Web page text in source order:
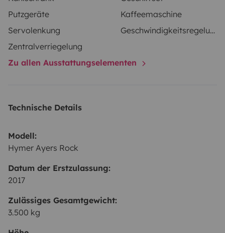
Putzgeräte
Kaffeemaschine
Servolenkung
Geschwindigkeitsregelung
Zentralverriegelung
Zu allen Ausstattungselementen
Technische Details
Modell:
Hymer Ayers Rock
Datum der Erstzulassung:
2017
Zulässiges Gesamtgewicht:
3.500 kg